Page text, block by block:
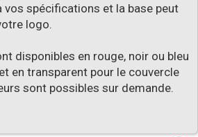
vos spécifications et la base peut
logo.
disponibles en rouge, noir ou bleu
en transparent pour le couvercle
sont possibles sur demande.